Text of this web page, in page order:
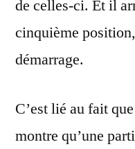
de celles-ci. Et il
cinquième
démarrage.
C’est lié au fait
montre qu’une